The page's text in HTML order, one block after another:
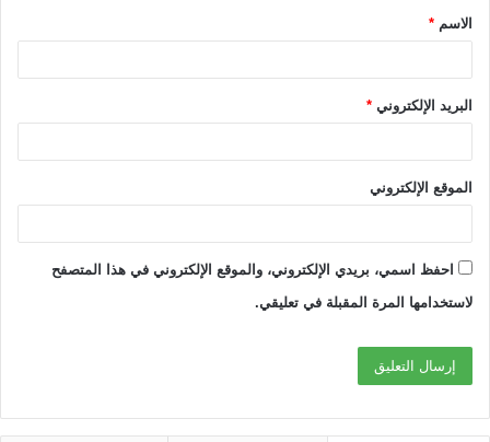
*الاسم *
البريد الإلكتروني *
الموقع الإلكتروني
احفظ اسمي، بريدي الإلكتروني، والموقع الإلكتروني في هذا المتصفح
لاستخدامها المرة المقبلة في تعليقي.